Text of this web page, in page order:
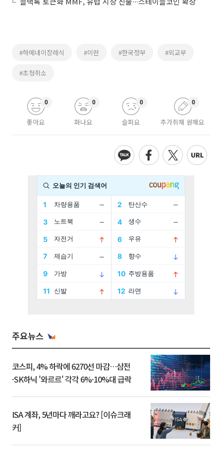
#하메네이장례식 #이란 #한국정부 #외교부
#초청취소
좋아요
0
화나요
0
슬퍼요
0
추가취재 원해요
0
주요뉴스
코스피, 4% 하락에 6270선 마감…삼전
·SK하닉 '와르르' 각각 6%·10%대 급락
ISA 계좌, 5년마다 깨라고요? [이슈크래
커]